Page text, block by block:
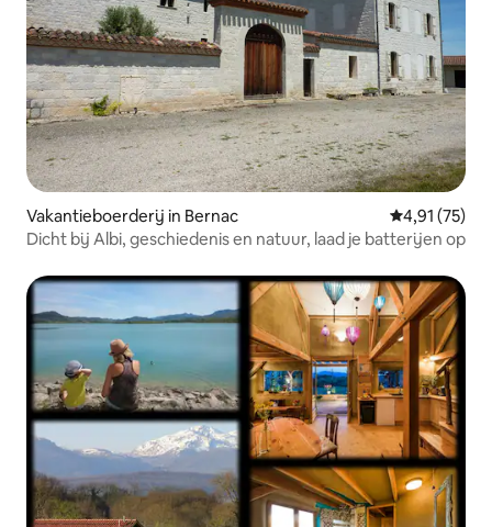
Vakantieboerderij in Bernac Gemiddelde
4,91 (75)
Dicht bij Albi, geschiedenis en natuur, laad je batterijen op